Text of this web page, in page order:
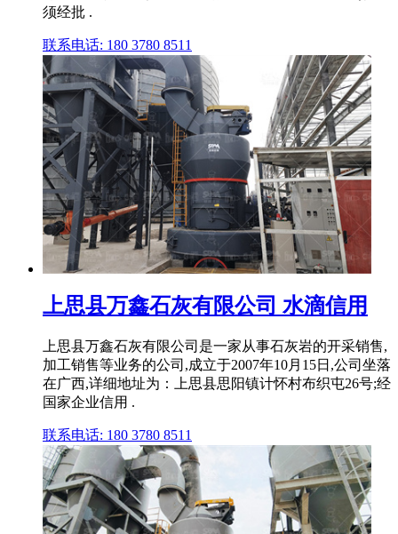
须经批 .
联系电话: 180 3780 8511
上思县万鑫石灰有限公司 水滴信用
上思县万鑫石灰有限公司是一家从事石灰岩的开采销售,
加工销售等业务的公司,成立于2007年10月15日,公司坐落
在广西,详细地址为：上思县思阳镇计怀村布织屯26号;经
国家企业信用 .
联系电话: 180 3780 8511